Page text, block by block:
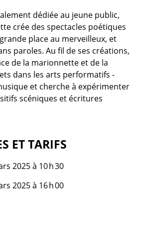
dédiée au jeune public,
crée des spectacles poétiques
place au merveilleux, et
paroles. Au fil de ses créations,
de la marionnette et de la
dans les arts performatifs -
et cherche à expérimenter
scéniques et écritures
ET TARIFS
2025 à 10 h 30
2025 à 16 h 00